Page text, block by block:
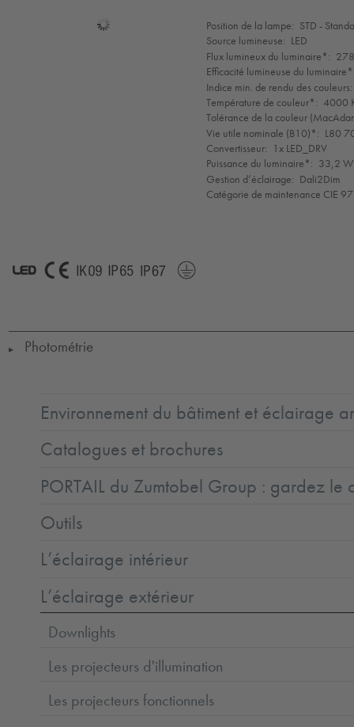
Sélection
de
mode
Position de la lampe: STD -
Source lumineuse: LED
Flux lumineux du luminaire*:
Efficacité lumineuse du
Indice min. de rendu des couleurs:
Température de couleur*: 4000
Tolérance de la couleur
Vie utile nominale (B10)*: L80
Convertisseur: 1x LED_DRV
Puissance du luminaire*: 33,2 W
Gestion d’éclairage: Dali2Dim
Catégorie de maintenance CIE
▶ Photométrie
Environnement du bâtiment et éclairage
Catalogues et brochures
PORTAIL du Zumtobel Group : gardez le
Outils
L’éclairage intérieur
L’éclairage extérieur
Downlights
Les projecteurs d'illumination
Les projecteurs fonctionnels